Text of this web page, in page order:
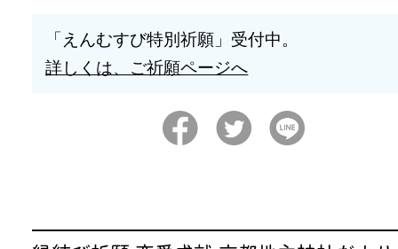
「えんむすび特別祈願」受付中。
詳しくは、ご祈願ページへ